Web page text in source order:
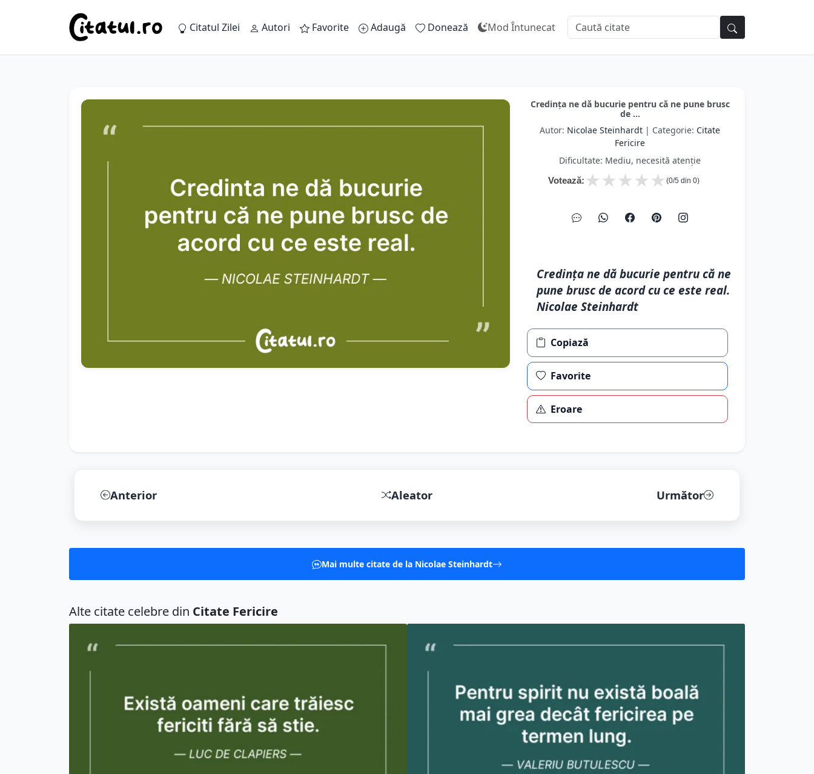
Citatul Zilei Autori Favorite Adaugă Donează Mod Întunecat
Credința ne dă bucurie pentru că ne pune brusc
de ...
Autor: Nicolae Steinhardt | Categorie: Citate
Fericire
Dificultate: Mediu, necesită atenție
Votează: ★
★
★
★
★ (0/5 din 0)
Credința ne dă bucurie pentru că ne
pune brusc de acord cu ce este real.
Nicolae Steinhardt
Copiază
Favorite
Eroare
Anterior Aleator Următor
Mai multe citate de la Nicolae Steinhardt
Alte citate celebre din Citate Fericire